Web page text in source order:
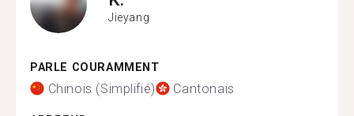
Jieyang
PARLE COURAMMENT
Chinois (Simplifié) Cantonais